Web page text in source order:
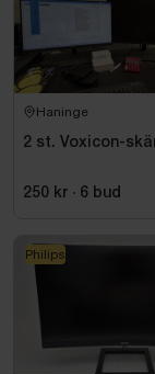
Haninge
2 st. Voxicon-
250 kr · 6 bud
Philips